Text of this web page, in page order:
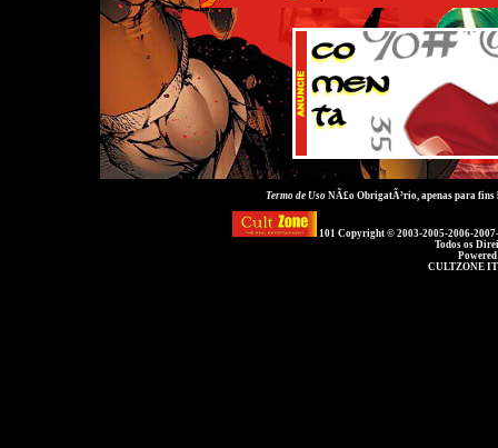
Termo de UsoNÃ£o ObrigatÃ³rio, apenas para
101 Copyright © 2003-2005-2006-
Todos os
CULTZONE